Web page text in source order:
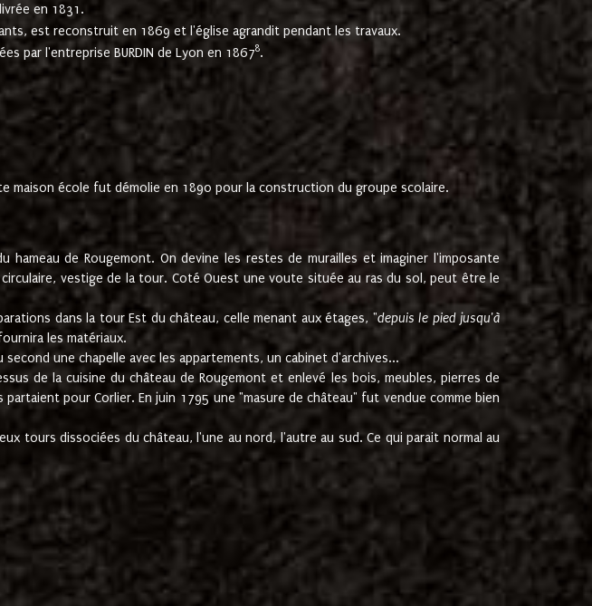
en 1831.
est reconstruit en 1869 et l'église agrandit pendant les travaux.
par l'entreprise BURDIN de Lyon en 18678.
maison école fut démolie en 1890 pour la construction du groupe scolaire.
de Rougemont. On devine les restes de murailles et imaginer l'imposante
vestige de la tour. Coté Ouest une voute située au ras du sol, peut être le
dans la tour Est du château, celle menant aux étages, "depuis le pied jusqu'à
les matériaux.
une chapelle avec les appartements, un cabinet d'archives...
de la cuisine du château de Rougemont et enlevé les bois, meubles, pierres de
pour Corlier. En juin 1795 une "masure de château" fut vendue comme bien
tours dissociées du château, l'une au nord, l'autre au sud. Ce qui parait normal au